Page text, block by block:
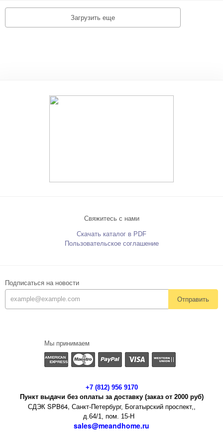
Загрузить еще
Свяжитесь с нами
Скачать каталог в PDF
Пользовательское соглашение
Подписаться на новости
Отправить
Мы принимаем
+7 (812) 956 9170
Пункт выдачи без оплаты за доставку (заказ от 2000 руб)
СДЭК SPB64, Санкт-Петербург, Богатырский проспект,,
д.64/1, пом. 15-Н
sales@meandhome.ru